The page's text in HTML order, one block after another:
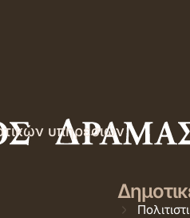
υπηρεσιών